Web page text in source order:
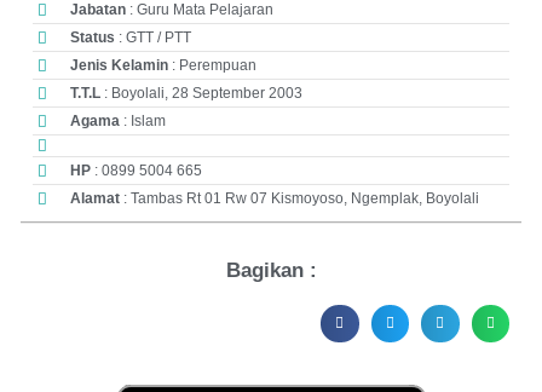
Jabatan : Guru Mata Pelajaran
Status : GTT / PTT
Jenis Kelamin : Perempuan
T.T.L : Boyolali, 28 September 2003
Agama : Islam
HP : 0899 5004 665
Alamat : Tambas Rt 01 Rw 07 Kismoyoso, Ngemplak, Boyolali
Bagikan :